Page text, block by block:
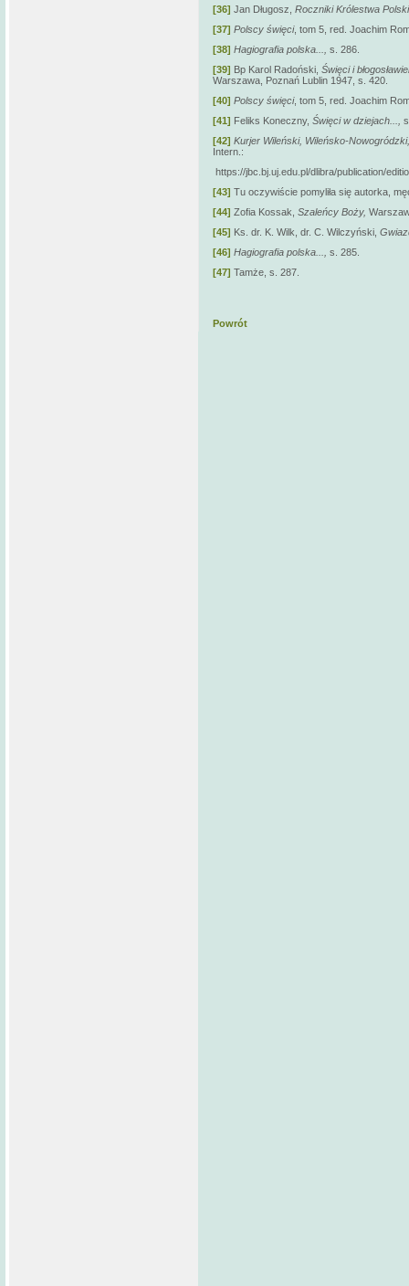
[36] Jan Długosz, Roczniki Królestwa
[37] Polscy święci, tom 5, red. Joachim
[38] Hagiografia polska..., s. 286.
[39] Bp Karol Radoński, Święci i
Warszawa, Poznań Lublin 1947, s. 420.
[40] Polscy święci, tom 5, red. Joachim
[41] Feliks Koneczny, Święci w dziejach...,
[42] Kurjer Wileński, Wileńsko-
Intern.:
https://jbc.bj.uj.edu.pl/dlibra/publication/
[43] Tu oczywiście pomyliła się autorka,
[44] Zofia Kossak, Szaleńcy Boży,
[45] Ks. dr. K. Wilk, dr. C. Wilczyński,
[46] Hagiografia polska..., s. 285.
[47] Tamże, s. 287.
Powrót